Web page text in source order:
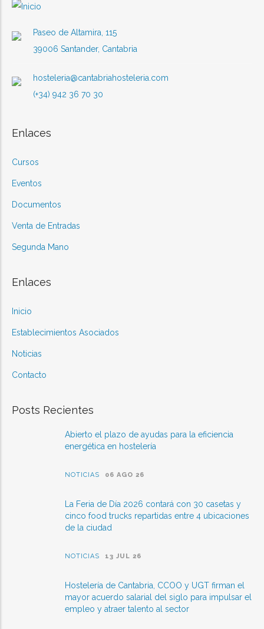
Paseo de Altamira, 115
39006 Santander, Cantabria
hosteleria@cantabriahosteleria.com
(+34) 942 36 70 30
Enlaces
Cursos
Eventos
Documentos
Venta de Entradas
Segunda Mano
Enlaces
Inicio
Establecimientos Asociados
Noticias
Contacto
Posts Recientes
Abierto el plazo de ayudas para la eficiencia
energética en hostelería
NOTICIAS 06 AGO 26
La Feria de Día 2026 contará con 30 casetas y
cinco food trucks repartidas entre 4 ubicaciones
de la ciudad
NOTICIAS 13 JUL 26
Hostelería de Cantabria, CCOO y UGT firman el
mayor acuerdo salarial del siglo para impulsar el
empleo y atraer talento al sector